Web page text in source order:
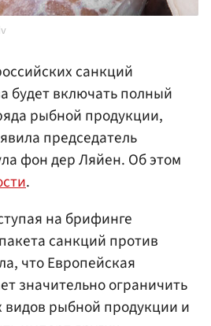
санкций
будет включать полный
рыбной продукции,
председатель
фон дер Ляйен. Об этом
.
на брифинге
санкций против
что Европейская
значительно ограничить
видов рыбной продукции и